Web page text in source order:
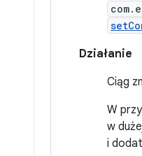
Działanie
Ciąg
W
w
i